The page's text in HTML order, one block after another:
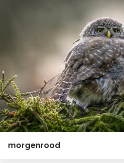
morgenrood